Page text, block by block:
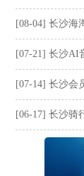
[08-04] 长沙海
[07-21] 长沙AI
[07-14] 长沙会
[06-17] 长沙骑